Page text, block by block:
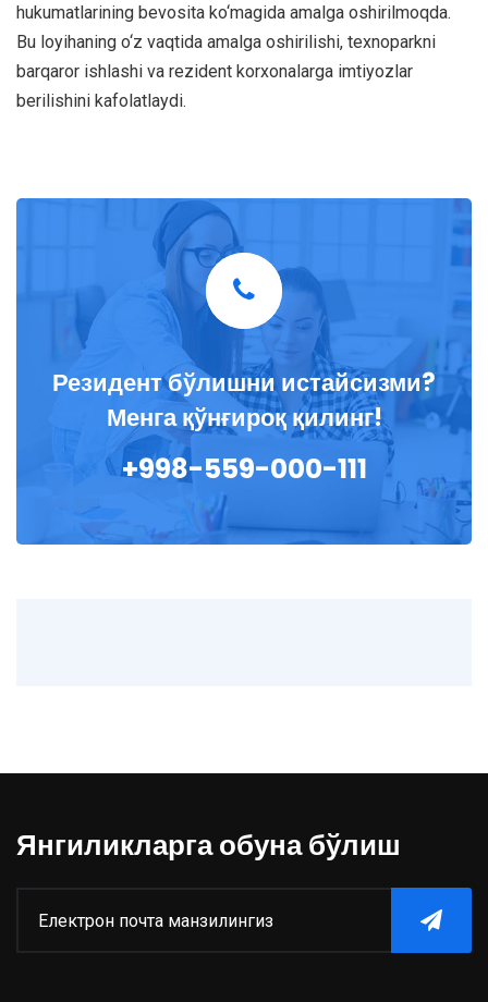
hukumatlarining bevosita ko‘magida amalga oshirilmoqda.
Bu loyihaning o‘z vaqtida amalga oshirilishi, texnoparkni
barqaror ishlashi va rezident korxonalarga imtiyozlar
berilishini kafolatlaydi.
Резидент бўлишни истайсизми?
Менга қўнғироқ қилинг!
+998-559-000-111
Янгиликларга обуна бўлиш